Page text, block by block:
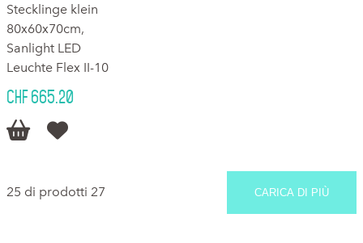
Stecklinge klein
80x60x70cm,
Sanlight LED
Leuchte Flex II-10
CHF 665.20
 
25 di prodotti 27 CARICA DI PIÙ